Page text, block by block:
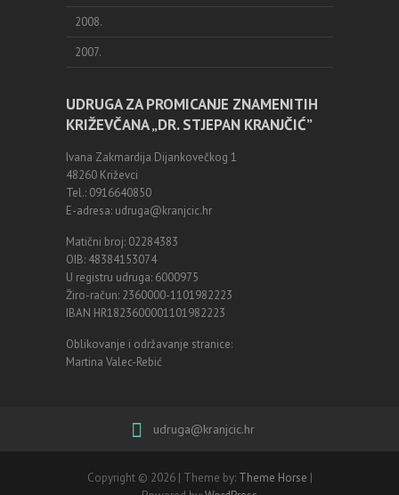
2008.
2007.
UDRUGA ZA PROMICANJE ZNAMENITIH
KRIŽEVČANA „DR. STJEPAN KRANJČIĆ”
Ivana Zakmardija Dijankovečkog 1
48260 Križevci
Tel.: 0916640850
E-adresa: udruga@kranjcic.hr
Matični broj: 02284383
OIB: 48384153074
U registru udruga: 6000975
Žiro-račun: 2360000-1101982223
IBAN HR1823600001101982223
Oblikovanje i održavanje stranice:
Martina Valec-Rebić
udruga@kranjcic.hr
Copyright © 2026 | Theme by: Theme Horse |